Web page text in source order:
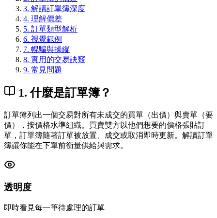
3. 解讀訂單簿深度
4. 理解價差
5. 訂單類型解析
6. 視覺範例
7. 幌騙與操縱
8. 實用的交易訣竅
9. 常見問題
1. 什麼是訂單簿？
訂單簿列出一個交易對所有未成交的買單（出價）與賣單（要
價），按價格水準組織。買賣雙方以他們想要的價格張貼訂
單，訂單簿隨著訂單被放置、成交或取消即時更新。解讀訂單
簿讓你能在下單前衡量供給與需求。
透明度
即時看見每一筆待處理的訂單